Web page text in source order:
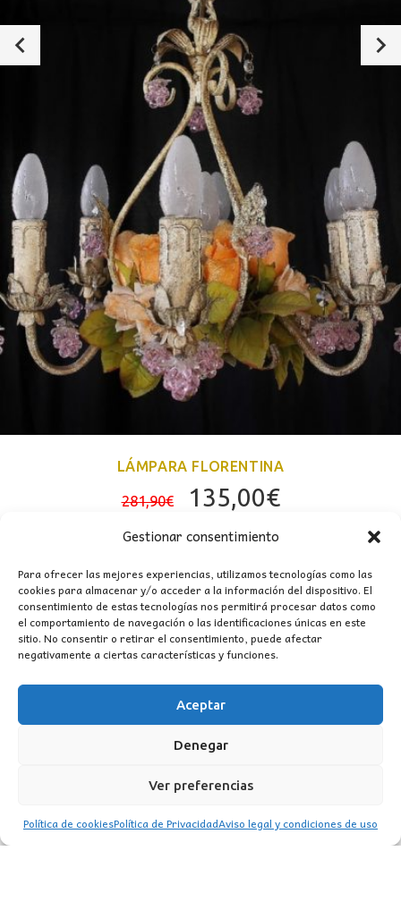
Gestionar consentimiento
Para ofrecer las mejores experiencias, utilizamos tecnologías como las
cookies para almacenar y/o acceder a la información del dispositivo. El
consentimiento de estas tecnologías nos permitirá procesar datos como
el comportamiento de navegación o las identificaciones únicas en este
sitio. No consentir o retirar el consentimiento, puede afectar
negativamente a ciertas características y funciones.
Aceptar
Denegar
Ver preferencias
Política de cookiesPolítica de PrivacidadAviso legal y condiciones de uso
LÁMPARA FLORENTINA
281,90€
El
original
era:
281,90€.
135,00€El
es:
135,00€.
WhatsApp
TikTok
Instagram